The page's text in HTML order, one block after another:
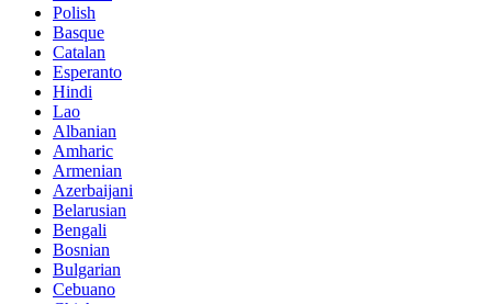
Polish
Basque
Catalan
Esperanto
Hindi
Lao
Albanian
Amharic
Armenian
Azerbaijani
Belarusian
Bengali
Bosnian
Bulgarian
Cebuano